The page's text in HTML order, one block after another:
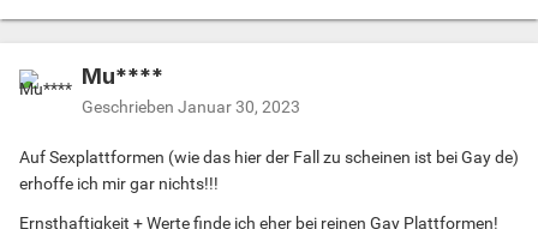
Mu****
Geschrieben Januar 30, 2023
Auf Sexplattformen (wie das hier der Fall zu scheinen ist bei Gay de)
erhoffe ich mir gar nichts!!!
Ernsthaftigkeit + Werte finde ich eher bei reinen Gay Plattformen!